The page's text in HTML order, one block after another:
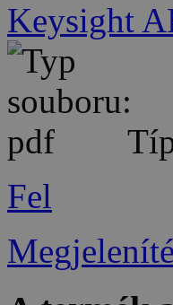
Keysight
Fel